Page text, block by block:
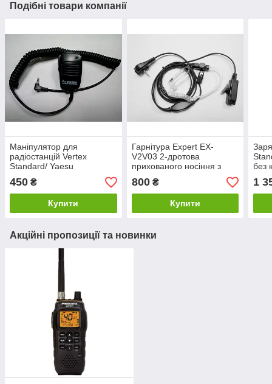
Подібні товари компанії
Маніпулятор для
радіостанцій Vertex
Standard/ Yaesu
450 ₴
Купити
Гарнітура Expert EX-
V2V03 2-дротова
прихованого носіння з
гвинтами для радіостанцій
Vertex Standard/ Yaesu
800₴
Купити
без
1
Акційні пропозиції та новинки